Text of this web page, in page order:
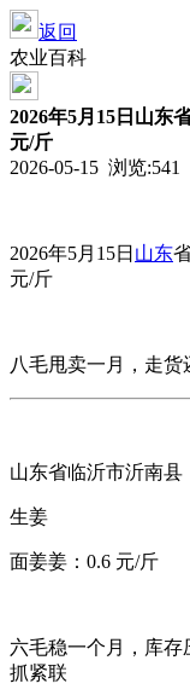
返回
农业百科
2026年5月15日山东
元/斤
2026-05-15 浏览:541
2026年5月15日 山东
元/斤
八毛甩卖一月，走货
山东省临沂市沂南县
生姜
面姜姜：0.6 元/斤
六毛稳一个月，库存
抓紧联